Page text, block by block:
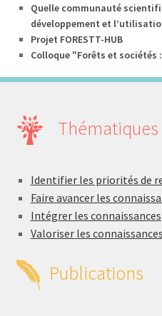
Quelle communauté
développement et
Projet FORESTT-HUB
Colloque "Forêts et
Thématiques
Identifier les priorités de
Faire avancer les
Intégrer les connaissances
Valoriser les connaissances
Publications